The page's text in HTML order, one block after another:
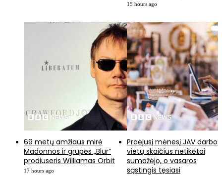
15 hours ago
69 metų amžiaus mirė
Madonnos ir grupės „Blur“
prodiuseris Williamas Orbit
17 hours ago
Praėjusį mėnesį JAV darbo
vietų skaičius netikėtai
sumažėjo, o vasaros
sąstingis tęsiasi